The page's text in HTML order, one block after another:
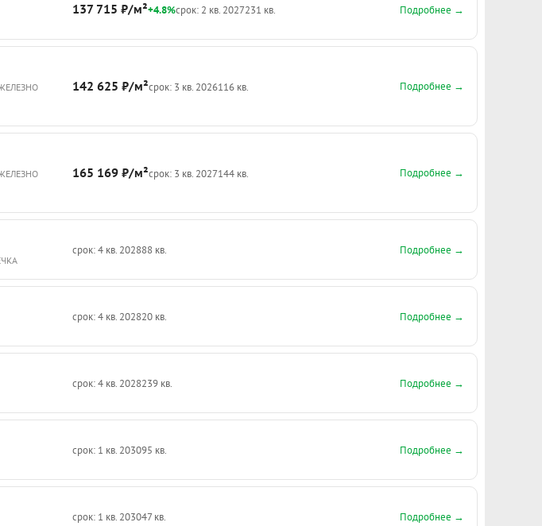
137 715 ₽/м²+4.8%срок: 2 кв. 2027231 кв. Подробнее →
142 625 ₽/м²срок: 3 кв. 2026116 кв. Подробнее →
165 169 ₽/м²срок: 3 кв. 2027144 кв. Подробнее →
срок: 4 кв. 202888 кв. Подробнее →
срок: 4 кв. 202820 кв. Подробнее →
срок: 4 кв. 2028239 кв. Подробнее →
срок: 1 кв. 203095 кв. Подробнее →
срок: 1 кв. 203047 кв. Подробнее →